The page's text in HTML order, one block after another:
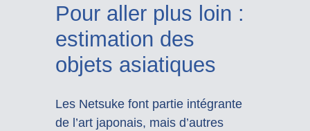
Pour aller plus loin :
estimation des
objets asiatiques
Les Netsuke font partie intégrante
de l’art japonais, mais d’autres